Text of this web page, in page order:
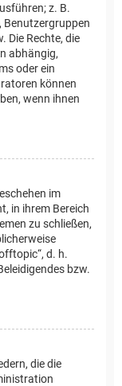
z. B.
Benutzergruppen
Die Rechte, die
abhängig,
oder ein
können
wenn ihnen
im
in ihrem Bereich
zu schließen,
d. h.
bzw.
die die